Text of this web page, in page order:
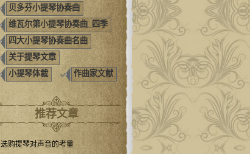
贝多芬小提琴协奏曲
维瓦尔第小提琴协奏曲_四季
四大小提琴协奏曲名曲
关于提琴文章
小提琴体裁
作曲家文献
推荐文章
选购提琴对声音的考量